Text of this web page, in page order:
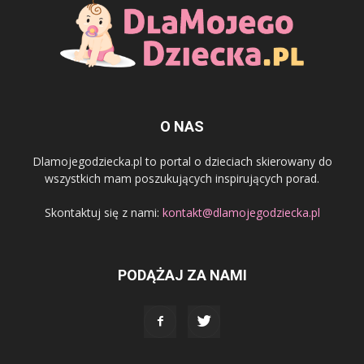
O NAS
Dlamojegodziecka.pl to portal o dzieciach skierowany do
wszystkich mam poszukujących inspirujących porad.
Skontaktuj się z nami: kontakt@dlamojegodziecka.pl
PODĄŻAJ ZA NAMI